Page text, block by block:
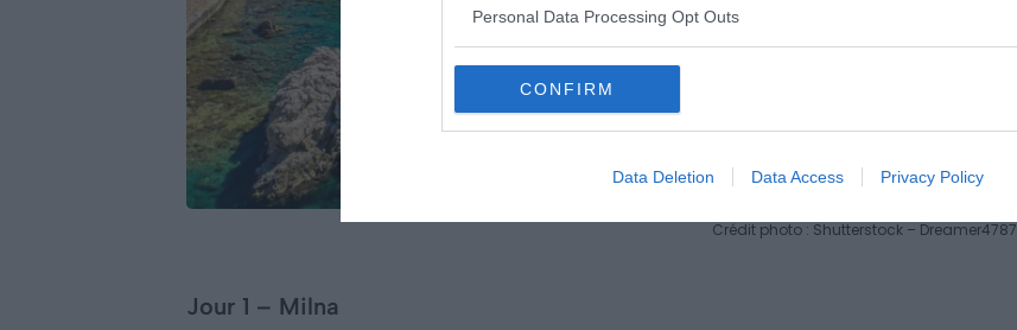
Personal Data Processing Opt Outs
CONFIRM
Data Deletion Data Access Privacy Policy
Crédit photo : Shutterstock – Dreamer4787
Jour 1 – Milna